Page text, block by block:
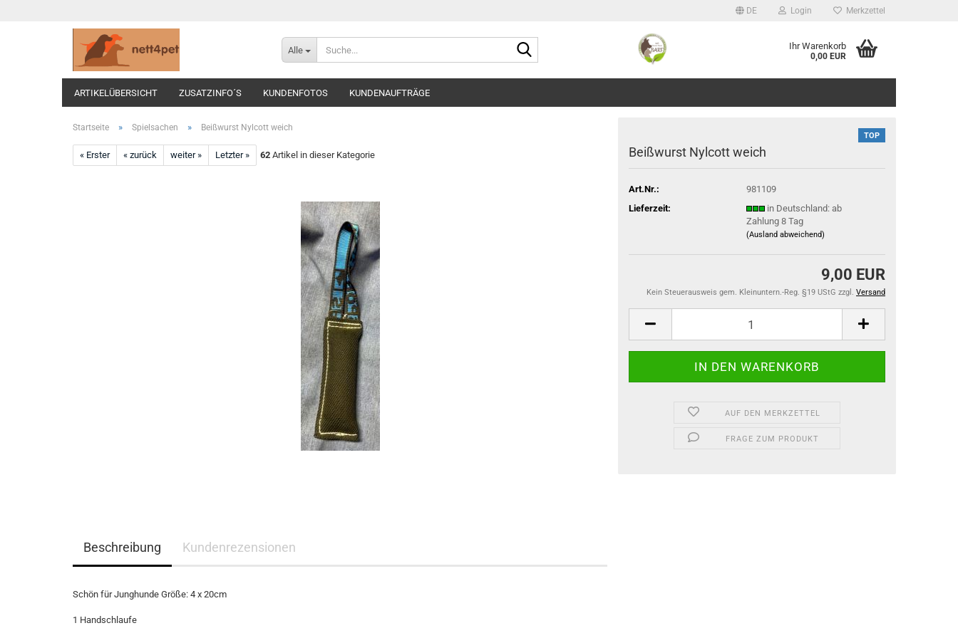
DE Login Merkzettel
Alle Ihr Warenkorb
0,00 EUR
ARTIKELÜBERSICHT ZUSATZINFO´S KUNDENFOTOS KUNDENAUFTRÄGE
Startseite » Spielsachen » Beißwurst Nylcott weich
« Erster « zurück weiter » Letzter » 62 Artikel in dieser Kategorie
TOP
Beißwurst Nylcott weich
Art.Nr.:
981109
Lieferzeit:
in Deutschland: ab
Zahlung 8 Tag
(Ausland abweichend)
9,00 EUR
Kein Steuerausweis gem. Kleinuntern.-Reg. §19 UStG zzgl. Versand
AUF DEN MERKZETTEL
FRAGE ZUM PRODUKT
Beschreibung Kundenrezensionen
Schön für Junghunde Größe: 4 x 20cm
1 Handschlaufe